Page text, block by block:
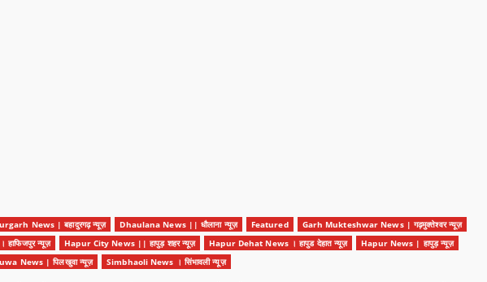
News | बहादुरगढ़ न्यूज़ Dhaulana News || धौलाना न्यूज़ Featured
Garh Mukteshwar News | गढ़मुक्तेश्वर न्यूज़
न्यूज़ Hapur City News || हापुड़ शहर न्यूज़ Hapur Dehat News । हापुड देहात न्यूज़
Hapur News | हापुड़ न्यूज़
News | पिलखुवा न्यूज़ Simbhaoli News । सिंभावली न्यूज़